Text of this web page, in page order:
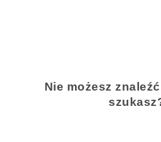
Nie możesz